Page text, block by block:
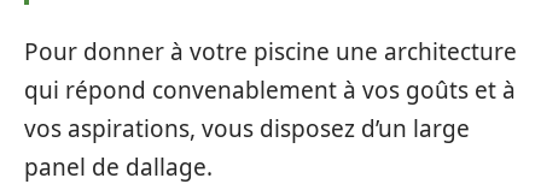
Pour donner à votre piscine une architecture
qui répond convenablement à vos goûts et à
vos aspirations, vous disposez d’un large
panel de dallage.